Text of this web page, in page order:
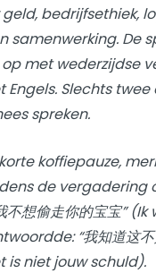
bedrijfsethiek,
samenwerking. De
met wederzijdse
Engels. Slechts
spreken.
koffiepauze,
de vergadering
不想偷走你的宝宝”
“我知道这不
is niet jouw schuld).